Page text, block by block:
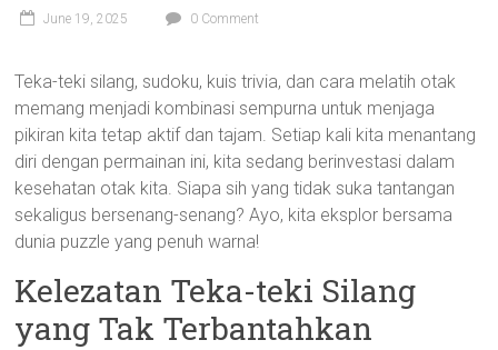
June 19, 2025 0 Comment
Teka-teki silang, sudoku, kuis trivia, dan cara melatih otak
memang menjadi kombinasi sempurna untuk menjaga
pikiran kita tetap aktif dan tajam. Setiap kali kita menantang
diri dengan permainan ini, kita sedang berinvestasi dalam
kesehatan otak kita. Siapa sih yang tidak suka tantangan
sekaligus bersenang-senang? Ayo, kita eksplor bersama
dunia puzzle yang penuh warna!
Kelezatan Teka-teki Silang
yang Tak Terbantahkan